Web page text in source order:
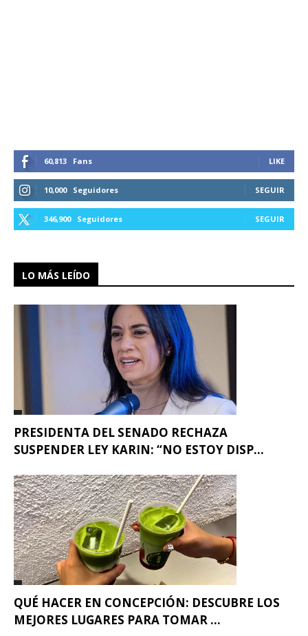
60,813 Fans LIKE
10,000 Seguidores SEGUIR
346,900 Seguidores SEGUIR
LO MÁS LEÍDO
PRESIDENTA DEL SENADO RECHAZA
SUSPENDER LEY KARIN: “NO ESTOY DISP...
QUÉ HACER EN CONCEPCIÓN: DESCUBRE LOS
MEJORES LUGARES PARA TOMAR ...